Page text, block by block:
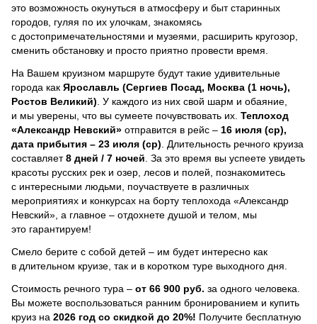
это возможность окунуться в атмосферу и быт старинных
городов, гуляя по их улочкам, знакомясь
с достопримечательностями и музеями, расширить кругозор,
сменить обстановку и просто приятно провести время.
На Вашем круизном маршруте будут такие удивительные
города как Ярославль (Сергиев Посад, Москва (1 ночь),
Ростов Великий) . У каждого из них свой шарм и обаяние,
и мы уверены, что вы сумеете почувствовать их. Теплоход
«Александр Невский» отправится в рейс – 16 июля (ср),
дата прибытия – 23 июля (ср) . Длительность речного круиза
составляет8 дней / 7 ночей За это время вы успеете увидеть
красоты русских рек и озер, лесов и полей, познакомитесь
с интересными людьми, поучаствуете в различных
мероприятиях и конкурсах на борту теплохода «Александр
Невский», а главное – отдохнете душой и телом, мы
это гарантируем!
Смело берите с собой детей – им будет интересно как
в длительном круизе, так и в коротком туре выходного дня.
Стоимость речного тура – от 66 900 руб. за одного человека.
Вы можете воспользоваться ранним бронированием и купить
круиз на 2026 год со скидкой до 20%! Получите бесплатную